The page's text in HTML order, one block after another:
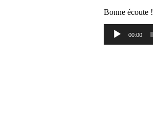
Bonne écoute !
Lecteur
audio
00:00